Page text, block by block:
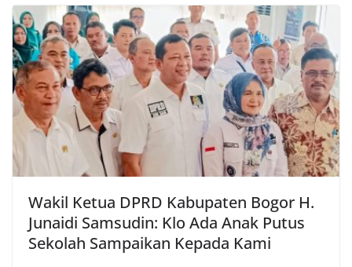
Wakil Ketua DPRD Kabupaten Bogor H.
Junaidi Samsudin: Klo Ada Anak Putus
Sekolah Sampaikan Kepada Kami